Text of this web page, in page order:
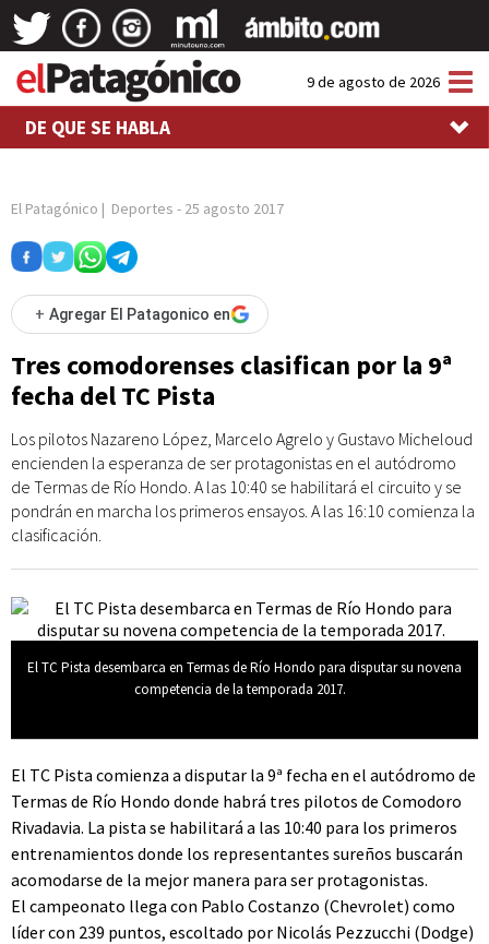
9 de agosto de 2026
DE QUE SE HABLA
El Patagónico | Deportes - 25 agosto 2017
+ Agregar El Patagonico en
Tres comodorenses clasifican por la 9ª
fecha del TC Pista
Los pilotos Nazareno López, Marcelo Agrelo y Gustavo Micheloud
encienden la esperanza de ser protagonistas en el autódromo
de Termas de Río Hondo. A las 10:40 se habilitará el circuito y se
pondrán en marcha los primeros ensayos. A las 16:10 comienza la
clasificación.
El TC Pista desembarca en Termas de Río Hondo para disputar su novena
competencia de la temporada 2017.
El TC Pista comienza a disputar la 9ª fecha en el autódromo de
Termas de Río Hondo donde habrá tres pilotos de Comodoro
Rivadavia. La pista se habilitará a las 10:40 para los primeros
entrenamientos donde los representantes sureños buscarán
acomodarse de la mejor manera para ser protagonistas.
El campeonato llega con Pablo Costanzo (Chevrolet) como
líder con 239 puntos, escoltado por Nicolás Pezzucchi (Dodge)